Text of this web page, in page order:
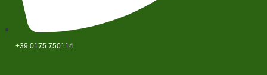
+39 0175 750114